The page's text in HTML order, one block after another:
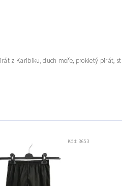
z Karibiku, duch moře, prokletý pirát,
Kód: 3653